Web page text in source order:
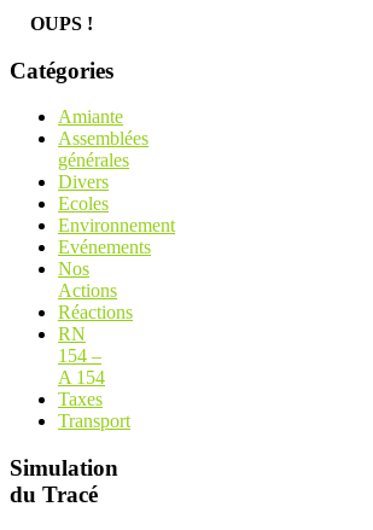
OUPS !
Catégories
Amiante
Assemblées
générales
Divers
Ecoles
Environnement
Evénements
Nos
Actions
Réactions
RN
154 –
A 154
Taxes
Transport
Simulation
du Tracé